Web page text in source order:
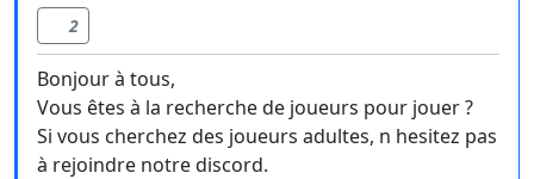
2
Bonjour à tous,
Vous êtes à la recherche de joueurs pour jouer ?
Si vous cherchez des joueurs adultes, n hesitez pas
à rejoindre notre discord.